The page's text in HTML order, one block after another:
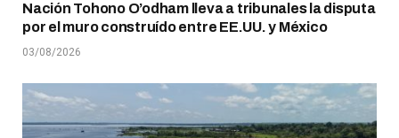
Nación Tohono O’odham lleva a tribunales la disputa
por el muro construído entre EE.UU. y México
03/08/2026